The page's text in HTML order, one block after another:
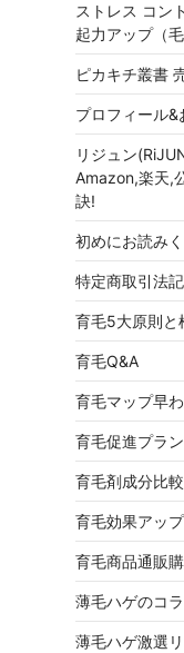
ストレス コン
起力アップ（
ピカキチ叢書
プロフィール&
リジュン
Amazon,楽天,
訣!
初めにお読み
特定商取引法
育毛5大原則と
育毛Q&A
育毛マップ早わ
育毛促進プラン
育毛剤成分比
育毛効果アッ
育毛商品通販
薄毛ハゲのコ
薄毛ハゲ激選